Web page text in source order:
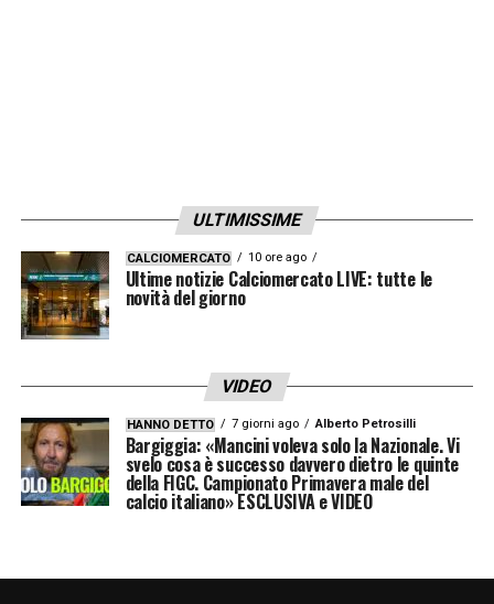
Pokerstarsnews.it
LA PLAYLIST DELLE NOSTRE TOP NEWS
ULTIMISSIME
CALCIOMERCATO 10 ore ago
Ultime notizie Calciomercato LIVE: tutte le
novità del giorno
VIDEO
HANNO DETTO 7 giorni ago Alberto Petrosilli
Bargiggia: «Mancini voleva solo la Nazionale. Vi
svelo cosa è successo davvero dietro le quinte
della FIGC. Campionato Primavera male del
calcio italiano» ESCLUSIVA e VIDEO